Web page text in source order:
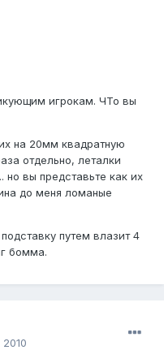
игрокам. ЧТо вы
на 20мм квадратную
отдельно, леталки
но вы представьте как их
до меня ломаные
путем влазит 4
бомма.
2010